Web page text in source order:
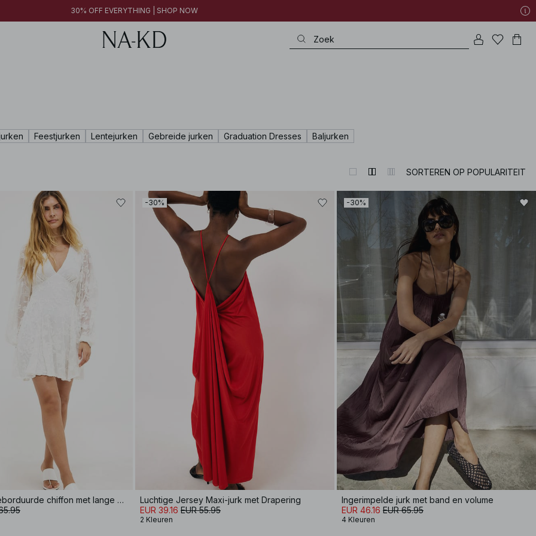
30% OFF EVERYTHING | SHOP NOW
Feestjurken Lentejurken Gebreide jurken Graduation Dresses Baljurken
SORTEREN OP POPULARITEIT
Mini-jurk van geborduurde chiffon met lange mouwen
-30%
Luchtige Jersey Maxi-jurk met Drapering
EUR 39.16 EUR 55.95
2 Kleuren
-30%
Ingerimpelde jurk met band en volume
EUR 46.16 EUR 65.95
4 Kleuren